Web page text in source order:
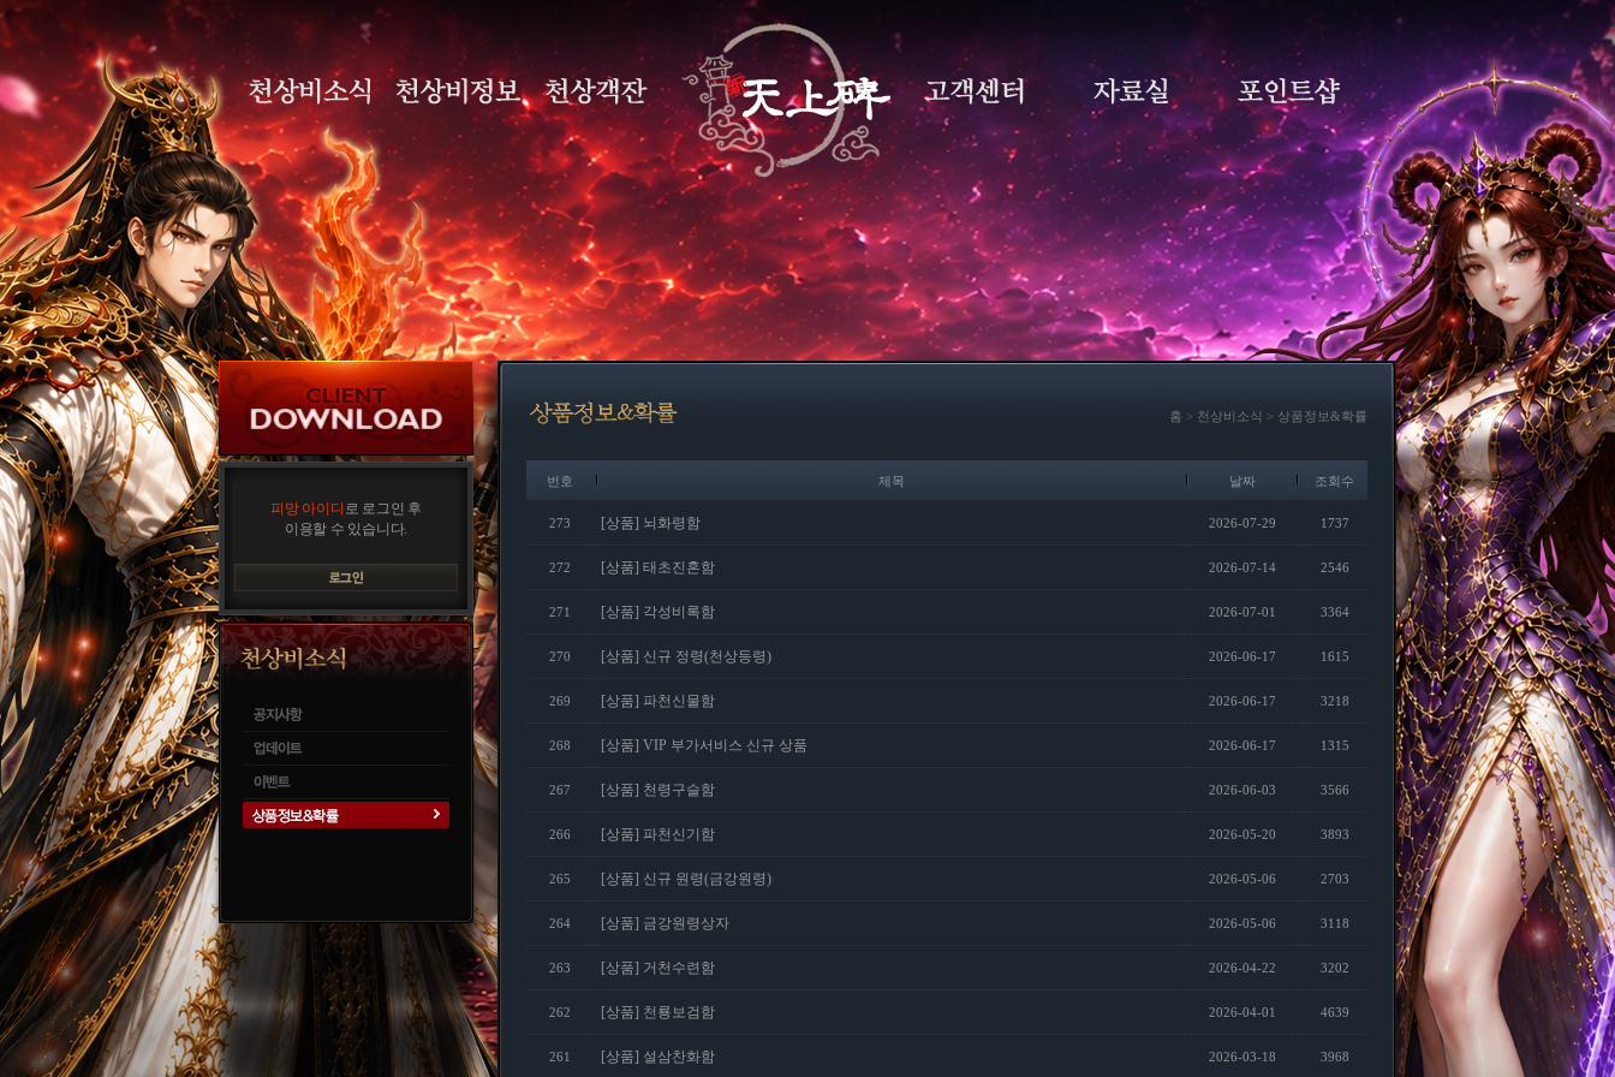
피망 아이디 로 로그인 후
이용할 수 있습니다.
홈 > 천상비소식 > 상품정보&확률
번호 제목 날짜 조회수
273 [상품] 뇌화령함 2026-07-29 1737
272 [상품] 태초진혼함 2026-07-14 2546
271 [상품] 각성비록함 2026-07-01 3364
270 [상품] 신규 정령(천상등령) 2026-06-17 1615
269 [상품] 파천신물함 2026-06-17 3218
268 [상품] VIP 부가서비스 신규 상품 2026-06-17 1315
267 [상품] 천령구슬함 2026-06-03 3566
266 [상품] 파천신기함 2026-05-20 3893
265 [상품] 신규 원령(금강원령) 2026-05-06 2703
264 [상품] 금강원령상자 2026-05-06 3118
263 [상품] 거천수련함 2026-04-22 3202
262 [상품] 천룡보검함 2026-04-01 4639
261 [상품] 설삼찬화함 2026-03-18 3968